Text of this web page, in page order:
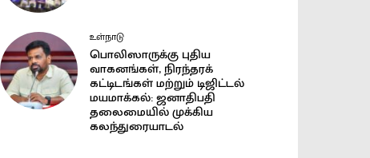
உள்நாடு
பொலிஸாருக்கு புதிய
வாகனங்கள், நிரந்தரக்
கட்டிடங்கள் மற்றும் டிஜிட்டல்
மயமாக்கல்: ஜனாதிபதி
தலைமையில் முக்கிய
கலந்துரையாடல்